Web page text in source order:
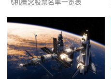
飞机概念股票名单一览表